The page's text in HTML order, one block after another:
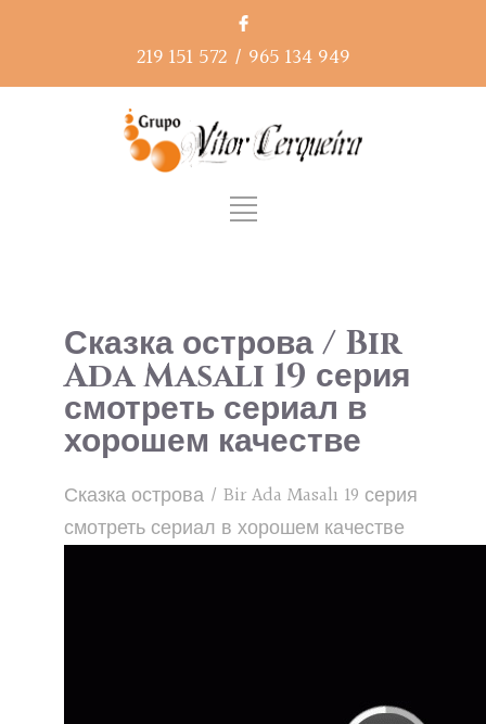
219 151 572 / 965 134 949
Сказка острова / Bir
Ada Masalı 19 серия
смотреть сериал в
хорошем качестве
Сказка острова / Bir Ada Masalı 19 серия
смотреть сериал в хорошем качестве